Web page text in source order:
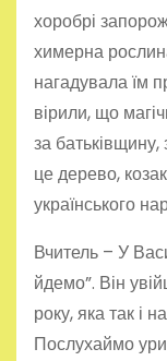
хоробрі
химерна
нагадувала їм
вірили, що
за батьківщину,
це дерево,
українського
Вчитель – У
йдемо”. Він
року, яка так і
Послухаймо